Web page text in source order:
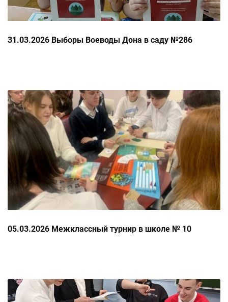
31.03.2026 Выборы Воеводы Дона в саду №286
05.03.2026 Межклассный турнир в школе № 10